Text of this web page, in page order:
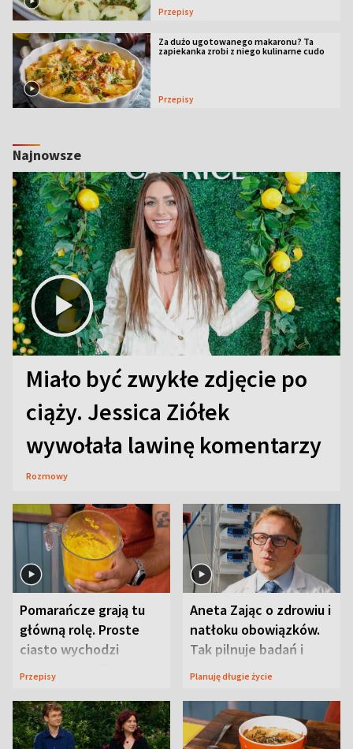
Przepisy
Za dużo ugotowanego makaronu? Ta
zapiekanka zrobi z niego kulinarne cudo
Przepisy
Najnowsze
Miało być zwykłe zdjęcie po
ciąży. Jessica Ziółek
wywołała lawinę komentarzy
Rozmowy
Pomarańcze grają tu
główną rolę. Proste
ciasto wychodzi
wyjątkowo wilgotne
Przepisy
Aneta Zając o zdrowiu i
natłoku obowiązków.
Tak pilnuje badań i
wizyt
Planuję długie życie